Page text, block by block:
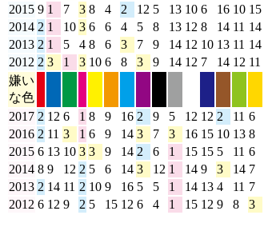
2015 9 1 7 3 8 4 2 12 5 13 10 6 16 10 15
2014 2 1 10 3 6 6 4 5 8 13 12 8 14 11 14
2013 2 1 5 4 8 6 3 7 9 14 12 10 13 11 14
2012 2 3 1 3 10 6 8 3 9 14 12 7 14 12 11
嫌い
な色
2017 2 12 6 1 8 9 16 2 9 5 12 12 2 11 6
2016 2 11 3 1 6 9 14 3 7 3 16 15 10 13 8
2015 6 13 10 3 3 9 14 2 6 1 15 15 5 11 6
2014 8 9 12 2 5 6 14 3 12 1 14 9 3 14 7
2013 2 14 11 2 10 9 16 5 5 1 14 13 4 11 7
2012 6 12 9 2 5 15 12 6 4 1 15 12 9 8 3